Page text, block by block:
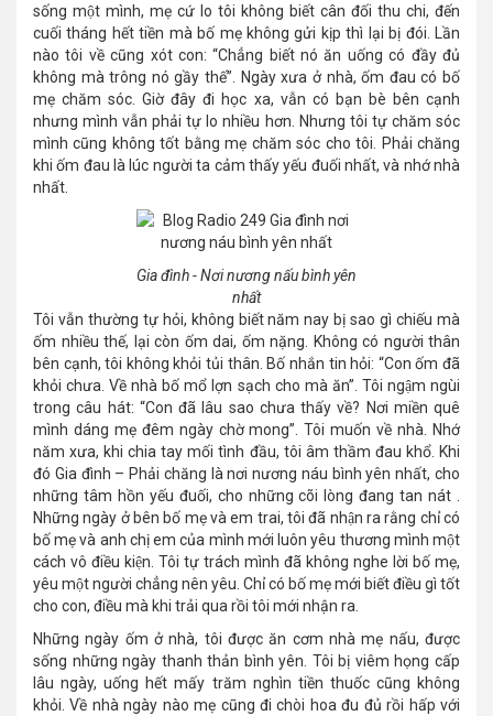
sống một mình, mẹ cứ lo tôi không biết cân đối thu chi, đến
cuối tháng hết tiền mà bố mẹ không gửi kịp thì lại bị đói. Lần
nào tôi về cũng xót con: “Chẳng biết nó ăn uống có đầy đủ
không mà trông nó gầy thế”.
Ngày xưa ở nhà, ốm đau có bố
mẹ chăm sóc. Giờ đây đi học xa, vẫn có bạn bè bên cạnh
nhưng mình vẫn phải tự lo nhiều hơn. Nhưng tôi tự chăm sóc
mình cũng không tốt bằng mẹ chăm sóc cho tôi. Phải chăng
khi ốm đau là lúc người ta cảm thấy yếu đuối nhất, và nhớ nhà
nhất.
Gia đình - Nơi nương nấu bình yên
nhất
Tôi vẫn thường tự hỏi, không biết năm nay bị sao gì chiếu mà
ốm nhiều thế, lại còn ốm dai, ốm nặng. Không có người thân
bên cạnh, tôi không khỏi tủi thân. Bố nhắn tin hỏi: “Con ốm đã
khỏi chưa. Về nhà bố mổ lợn sạch cho mà ăn”. Tôi ngậm ngùi
trong câu hát: “Con đã lâu sao chưa thấy về? Nơi miền quê
mình dáng mẹ đêm ngày chờ mong”. Tôi muốn về nhà. Nhớ
năm xưa, khi chia tay mối tình đầu, tôi âm thầm đau khổ. Khi
đó Gia đình – Phải chăng là nơi nương náu bình yên nhất, cho
những tâm hồn yếu đuối, cho những cõi lòng đang tan nát .
Những ngày ở bên bố mẹ và em trai, tôi đã nhận ra rằng chỉ có
bố mẹ và anh chị em của mình mới luôn yêu thương mình một
cách vô điều kiện. Tôi tự trách mình đã không nghe lời bố mẹ,
yêu một người chẳng nên yêu. Chỉ có bố mẹ mới biết điều gì tốt
cho con, điều mà khi trải qua rồi tôi mới nhận ra.
Những ngày ốm ở nhà, tôi được ăn cơm nhà mẹ nấu, được
sống những ngày thanh thản bình yên. Tôi bị viêm họng cấp
lâu ngày, uống hết mấy trăm nghìn tiền thuốc cũng không
khỏi. Về nhà ngày nào mẹ cũng đi chòi hoa đu đủ rồi hấp với